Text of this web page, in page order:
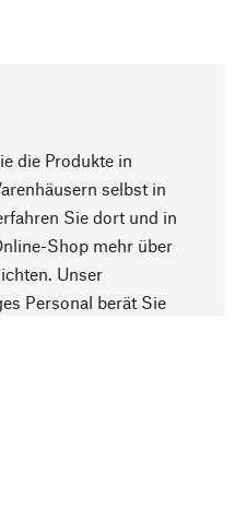
die Produkte in
selbst in
Sie dort und in
Shop mehr über
Unser
Personal berät Sie